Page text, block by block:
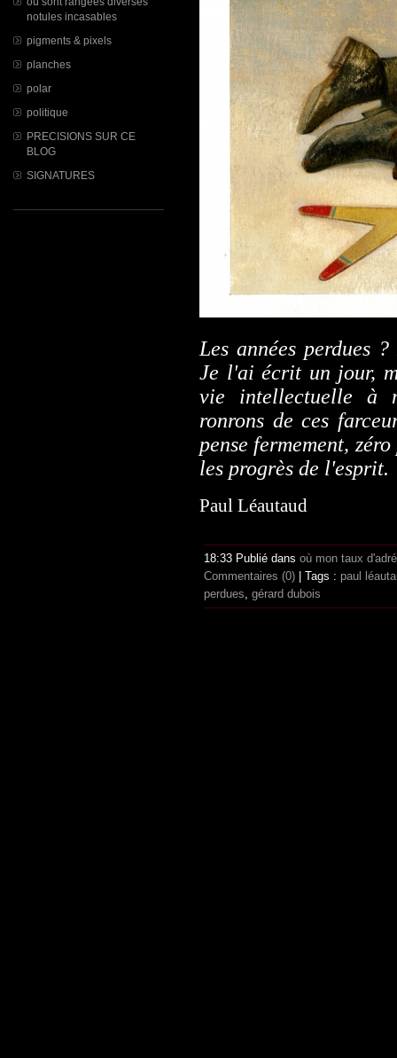
notules incasables
pigments & pixels
planches
polar
politique
PRECISIONS SUR CE
BLOG
SIGNATURES
Les années perdues
Je l'ai écrit un jour,
vie intellectuelle à
ronrons de ces
pense fermement,
les progrès de l'esprit.
Paul Léautaud
18:33 Publié dans où mon taux
Commentaires (0) | Tags : paul
perdues gérard dubois